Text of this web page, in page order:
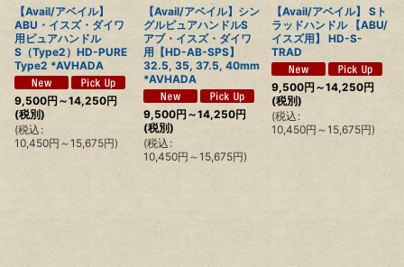
【Avail/アベイル】
ABU・イスズ・ダイワ
用ピュアハンドル
S（Type2）HD-PURE
Type2 *AVHADA
9,500円 ～14,250円
(税別)
(税込 :
10,450円 ～15,675円)
【Avail/アベイル】シン
グルピュアハンドルS
アブ・イスズ・ダイワ
用【HD-AB-SPS】
32.5, 35, 37.5, 40mm
*AVHADA
9,500円 ～14,250円
(税別)
(税込 :
10,450円 ～15,675円)
【Avail/アベイル】 Sト
ラッドハンドル 【ABU/
イスズ用】 HD-S-
TRAD
9,500円 ～14,250円
(税別)
(税込 :
10,450円 ～15,675円)